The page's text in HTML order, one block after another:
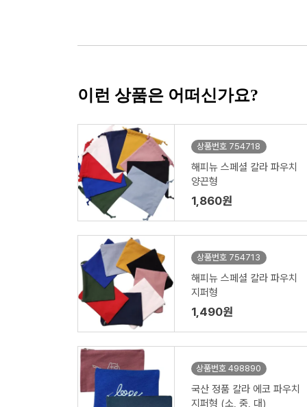
이런 상품은 어떠신가요?
상품번호 754718
해피뉴 스페셜 칼라 파우치
양끈형
1,860원
상품번호 754713
해피뉴 스페셜 칼라 파우치
지퍼형
1,490원
상품번호 498890
국산 정품 칼라 에코 파우치
지퍼형 (소, 중, 대)